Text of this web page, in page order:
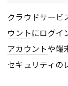
クラウドサービ
ウントにログイ
アカウントや端
セキュリティの